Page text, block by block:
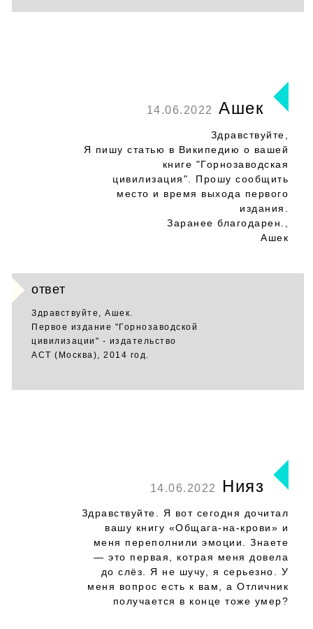
14.06.2022 Ашек
Здравствуйте,
Я пишу статью в Википедию о вашей
книге "Горнозаводская
цивилизация". Прошу сообщить
место и время выхода первого
издания.
Заранее благодарен.,
Ашек
ответ
Здравствуйте, Ашек.
Первое издание "Горнозаводской
цивилизации" - издательство
АСТ (Москва), 2014 год.
14.06.2022 Нияз
Здравствуйте. Я вот сегодня дочитал
вашу книгу «Общага-на-крови» и
меня переполнили эмоции. Знаете
— это первая, котрая меня довела
до слёз. Я не шучу, я серьезно. У
меня вопрос есть к вам, а Отличник
получается в конце тоже умер?